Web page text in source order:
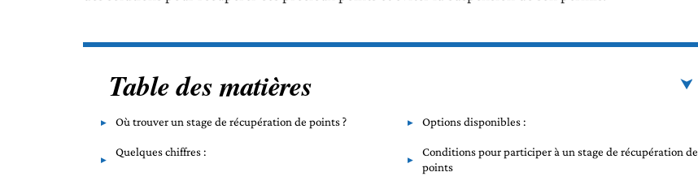
Table des matières
Où trouver un stage de récupération de points ? Options disponibles :
Quelques chiffres :
Conditions pour participer à un stage de récupération de
points